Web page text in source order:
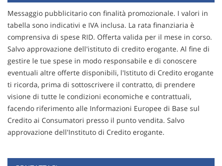
Contattaci
Messaggio pubblicitario con finalità promozionale. I valori in
tabella sono indicativi e IVA inclusa. La rata finanziaria è
comprensiva di spese RID. Offerta valida per il mese in corso.
Salvo approvazione dell'istituto di credito erogante. Al fine di
gestire le tue spese in modo responsabile e di conoscere
eventuali altre offerte disponibili, l'Istituto di Credito erogante
ti ricorda, prima di sottoscrivere il contratto, di prendere
visione di tutte le condizioni economiche e contrattuali,
facendo riferimento alle Informazioni Europee di Base sul
Credito ai Consumatori presso il punto vendita. Salvo
approvazione dell'Instituto di Credito erogante.